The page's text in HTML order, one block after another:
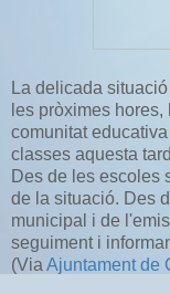
La delicada
les pròximes
comunitat
classes aquesta
Des de les escoles
de la situació. Des
municipal i de
seguiment i
(Via Ajuntament de